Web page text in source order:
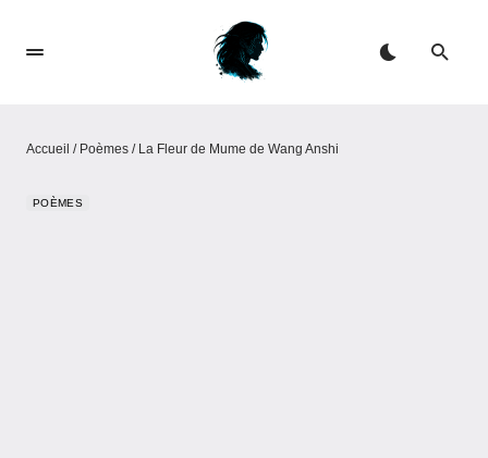
Accueil / Poèmes / La Fleur de Mume de Wang Anshi
POÈMES